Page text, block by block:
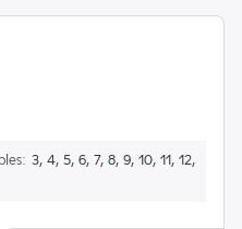
3, 4, 5, 6, 7, 8, 9, 10, 11, 12,